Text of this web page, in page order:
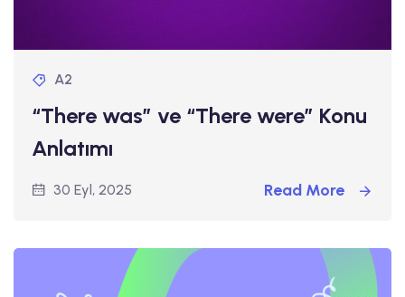
A2
“There was” ve “There were” Konu
Anlatımı
30 Eyl, 2025 Read More